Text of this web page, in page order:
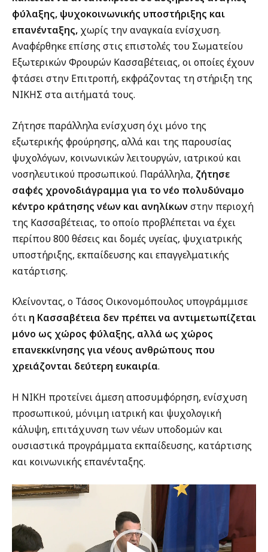
φύλαξης, ψυχοκοινωνικής υποστήριξης και
επανένταξης, χωρίς την αναγκαία ενίσχυση.
Αναφέρθηκε επίσης στις επιστολές του Σωματείου
Εξωτερικών Φρουρών Κασσαβέτειας, οι οποίες έχουν
φτάσει στην Επιτροπή, εκφράζοντας τη στήριξη της
ΝΙΚΗΣ στα αιτήματά τους.
Ζήτησε παράλληλα ενίσχυση όχι μόνο της
εξωτερικής φρούρησης, αλλά και της παρουσίας
ψυχολόγων, κοινωνικών λειτουργών, ιατρικού και
νοσηλευτικού προσωπικού. Παράλληλα, ζήτησε
σαφές χρονοδιάγραμμα για το νέο πολυδύναμο
κέντρο κράτησης νέων και ανηλίκων στην περιοχή
της Κασσαβέτειας, το οποίο προβλέπεται να έχει
περίπου 800 θέσεις και δομές υγείας, ψυχιατρικής
υποστήριξης, εκπαίδευσης και επαγγελματικής
κατάρτισης.
Κλείνοντας, ο Τάσος Οικονομόπουλος υπογράμμισε
ότι η Κασσαβέτεια δεν πρέπει να αντιμετωπίζεται
μόνο ως χώρος φύλαξης, αλλά ως χώρος
επανεκκίνησης για νέους ανθρώπους που
χρειάζονται δεύτερη ευκαιρία.
Η ΝΙΚΗ προτείνει άμεση αποσυμφόρηση, ενίσχυση
προσωπικού, μόνιμη ιατρική και ψυχολογική
κάλυψη, επιτάχυνση των νέων υποδομών και
ουσιαστικά προγράμματα εκπαίδευσης, κατάρτισης
και κοινωνικής επανένταξης.
Πρόγραμμα
Βίντεο